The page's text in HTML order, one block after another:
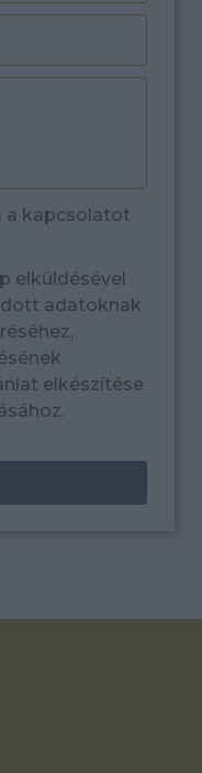
a kapcsolatot
elküldésével
adatoknak
elkészítése